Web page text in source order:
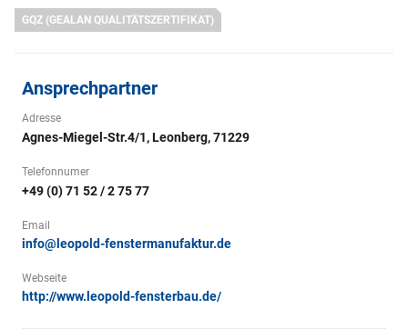
GQZ (GEALAN QUALITÄTSZERTIFIKAT)
Ansprechpartner
Adresse
Agnes-Miegel-Str.4/1, Leonberg, 71229
Telefonnumer
+49 (0) 71 52 / 2 75 77
Email
info@leopold-fenstermanufaktur.de
Webseite
http://www.leopold-fensterbau.de/